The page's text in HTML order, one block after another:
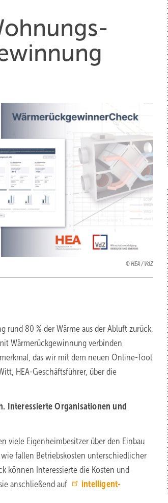
HEA / VdZ
rund 80 % der Wärme aus der Abluft zurück.
Wärmerückgewinnung verbinden
das wir mit dem neuen Online-Tool
HEA-Geschäftsführer, über die
Interessierte Organisationen und
viele Eigenheimbesitzer über den Einbau
fallen Betriebskosten unterschiedlicher
können Interessierte die Kosten und
anschließend auf
intelligent-